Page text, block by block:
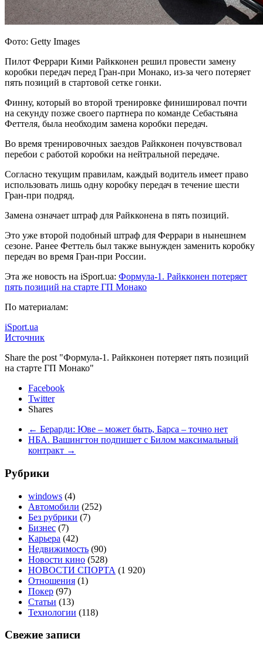
Фото: Getty Images
Пилот Феррари Кими Райкконен решил провести замену
коробки передач перед Гран-при Монако, из-за чего потеряет
пять позиций в стартовой сетке гонки.
Финну, который во второй тренировке финишировал почти
на секунду позже своего партнера по команде Себастьяна
Феттеля, была необходим замена коробки передач.
Во время тренировочных заездов Райкконен почувствовал
перебои с работой коробки на нейтральной передаче.
Согласно текущим правилам, каждый водитель имеет право
использовать лишь одну коробку передач в течение шести
Гран-при подряд.
Замена означает штраф для Райкконена в пять позиций.
Это уже второй подобный штраф для Феррари в нынешнем
сезоне. Ранее Феттель был также вынужден заменить коробку
передач во время Гран-при России.
Эта же новость на iSport.ua: Формула-1. Райкконен потеряет
пять позиций на старте ГП Монако
По материалам:
iSport.ua
Источник
Share the post "Формула-1. Райкконен потеряет пять позиций
на старте ГП Монако"
Facebook
Twitter
Shares
← Берарди: Юве – может быть, Барса – точно нет
НБА. Вашингтон подпишет с Билом максимальный
контракт →
Рубрики
windows (4)
Автомобили (252)
Без рубрики (7)
Бизнес (7)
Карьера (42)
Недвижимость (90)
Новости кино (528)
НОВОСТИ СПОРТА (1 920)
Отношения (1)
Покер (97)
Статьи (13)
Технологии (118)
Свежие записи